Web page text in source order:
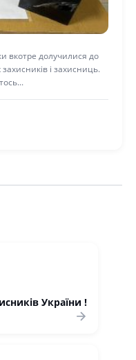
вкотре долучилися до
і захисниць.
України !